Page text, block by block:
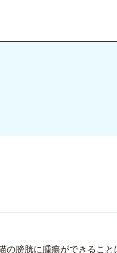
膀胱に腫瘍ができること